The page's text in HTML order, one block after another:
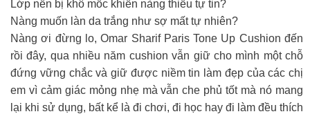
Lớp nền bị khô mốc khiến nàng thiếu tự tin?
Nàng muốn làn da trắng như sợ mất tự nhiên?
Nàng ơi đừng lo, Omar Sharif Paris Tone Up Cushion đến
rồi đây, qua nhiều năm cushion vẫn giữ cho mình một chỗ
đứng vững chắc và giữ được niềm tin làm đẹp của các chị
em vì cảm giác mỏng nhẹ mà vẫn che phủ tốt mà nó mang
lại khi sử dụng, bất kể là đi chơi, đi học hay đi làm đều thích